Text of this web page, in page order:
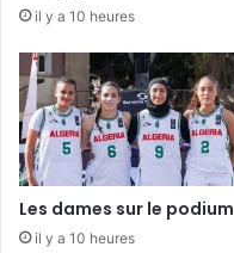
il y a 10 heures
Les dames sur le podium
il y a 10 heures